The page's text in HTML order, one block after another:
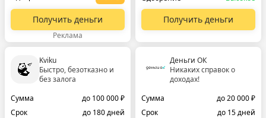
Получить деньги
Реклама
Получить деньги
Kviku
Быстро, безотказно и
без залога
Сумма
до 100 000 ₽
Срок
до 180 дней
Деньги ОК
Никаких справок о
доходах!
Сумма
до 20 000 ₽
Срок
до 15 дней